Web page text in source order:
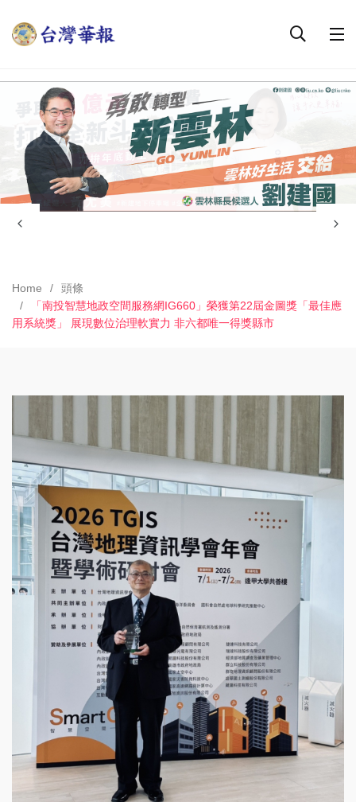
Home
頭條
「南投智慧地政空間服務網IG660」榮獲第22屆金圖獎「最佳應
用系統獎」 展現數位治理軟實力 非六都唯一得獎縣市